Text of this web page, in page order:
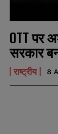
OTT पर
सरकार
राष्ट्रीय 8